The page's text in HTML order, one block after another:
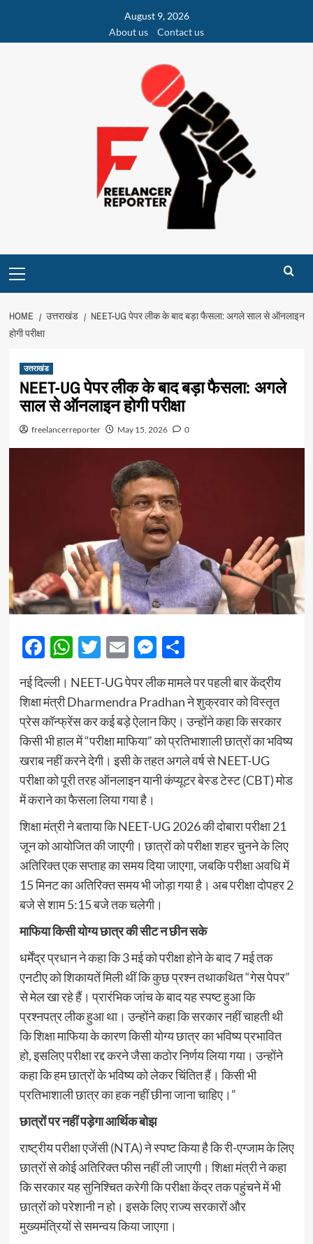
content
August 9, 2026
About us
Contact us
Menu
HOME उत्तराखंड
NEET-UG पेपर लीक के बाद बड़ा फैसला: अगले साल से ऑनलाइन
होगी परीक्षा
उत्तराखंड
NEET-UG पेपर लीक के बाद बड़ा फैसला: अगले
साल से ऑनलाइन होगी परीक्षा
freelancerreporter May 15, 2026 0
Facebook
WhatsApp
Twitter
EmailMessenger
Share
नई दिल्ली। NEET-UG पेपर लीक मामले पर पहली बार केंद्रीय
शिक्षा मंत्री Dharmendra Pradhan ने शुक्रवार को विस्तृत
प्रेस कॉन्फ्रेंस कर कई बड़े ऐलान किए। उन्होंने कहा कि सरकार
किसी भी हाल में “परीक्षा माफिया” को प्रतिभाशाली छात्रों का भविष्य
खराब नहीं करने देगी। इसी के तहत अगले वर्ष से NEET-UG
परीक्षा को पूरी तरह ऑनलाइन यानी कंप्यूटर बेस्ड टेस्ट (CBT) मोड
में कराने का फैसला लिया गया है।
शिक्षा मंत्री ने बताया कि NEET-UG 2026 की दोबारा परीक्षा 21
जून को आयोजित की जाएगी। छात्रों को परीक्षा शहर चुनने के लिए
अतिरिक्त एक सप्ताह का समय दिया जाएगा, जबकि परीक्षा अवधि में
15 मिनट का अतिरिक्त समय भी जोड़ा गया है। अब परीक्षा दोपहर 2
बजे से शाम 5:15 बजे तक चलेगी।
माफिया किसी योग्य छात्र की सीट न छीन सके
धर्मेंद्र प्रधान ने कहा कि 3 मई को परीक्षा होने के बाद 7 मई तक
एनटीए को शिकायतें मिली थीं कि कुछ प्रश्न तथाकथित “गेस पेपर”
से मेल खा रहे हैं। प्रारंभिक जांच के बाद यह स्पष्ट हुआ कि
प्रश्नपत्र लीक हुआ था। उन्होंने कहा कि सरकार नहीं चाहती थी
कि शिक्षा माफिया के कारण किसी योग्य छात्र का भविष्य प्रभावित
हो, इसलिए परीक्षा रद्द करने जैसा कठोर निर्णय लिया गया। उन्होंने
कहा कि हम छात्रों के भविष्य को लेकर चिंतित हैं। किसी भी
प्रतिभाशाली छात्र का हक नहीं छीना जाना चाहिए।”
छात्रों पर नहीं पड़ेगा आर्थिक बोझ
राष्ट्रीय परीक्षा एजेंसी (NTA) ने स्पष्ट किया है कि री-एग्जाम के लिए
छात्रों से कोई अतिरिक्त फीस नहीं ली जाएगी। शिक्षा मंत्री ने कहा
कि सरकार यह सुनिश्चित करेगी कि परीक्षा केंद्र तक पहुंचने में भी
छात्रों को परेशानी न हो। इसके लिए राज्य सरकारों और
मुख्यमंत्रियों से समन्वय किया जाएगा।